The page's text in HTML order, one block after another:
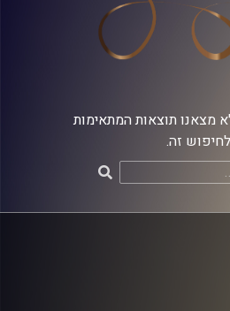
מצאנו תוצאות המתאימות
לחיפוש זה.